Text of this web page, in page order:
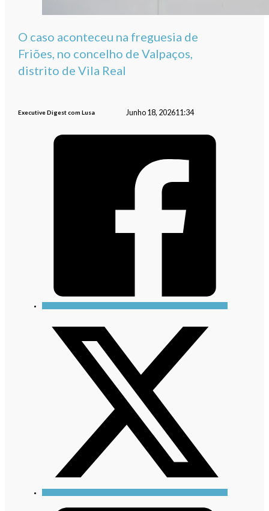
O caso aconteceu na freguesia de
Friões, no concelho de Valpaços,
distrito de Vila Real
Executive Digest com Lusa Junho 18, 202611:34